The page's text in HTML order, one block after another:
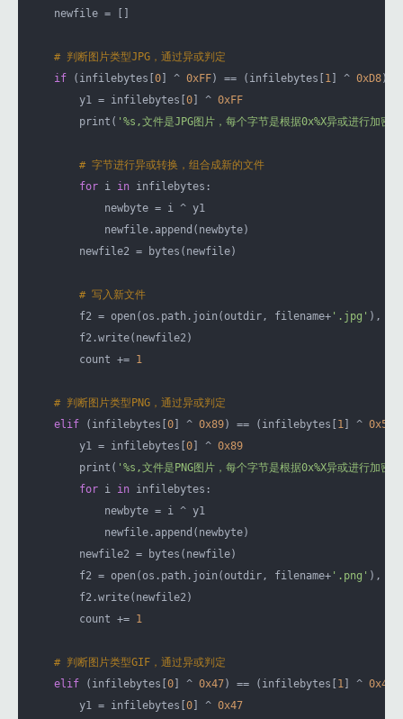
    newfile = []
# 判断图片类型JPG，通过异或判定
if (infilebytes[ 0 ] ^ 0xFF) == (infilebytes[ 1 ] ^ 0xD8):
        y1 = infilebytes[
0 ] ^ 0xFF
        print(
'%s,文件是JPG图片，每个字节是根据0x%X异或进行加密'
# 字节进行异或转换，组合成新的文件
for i in infilebytes:
            newbyte = i ^ y1
            newfile.append(newbyte)
        newfile2 = bytes(newfile)
# 写入新文件
        f2 = open(os.path.join(outdir, filename+
'.jpg' ),
        f2.write(newfile2)
        count +=
1
# 判断图片类型PNG，通过异或判定
elif (infilebytes[ 0 ] ^ 0x89) == (infilebytes[ 1 ] ^ 0x50
        y1 = infilebytes[
0 ] ^ 0x89
        print(
'%s,文件是PNG图片，每个字节是根据0x%X异或进行加密'
for i in infilebytes:
            newbyte = i ^ y1
            newfile.append(newbyte)
        newfile2 = bytes(newfile)
        f2 = open(os.path.join(outdir, filename+
'.png' ),
        f2.write(newfile2)
        count +=
1
# 判断图片类型GIF，通过异或判定
elif (infilebytes[ 0 ] ^ 0x47) == (infilebytes[ 1 ] ^ 0x49
        y1 = infilebytes[
0 ] ^ 0x47